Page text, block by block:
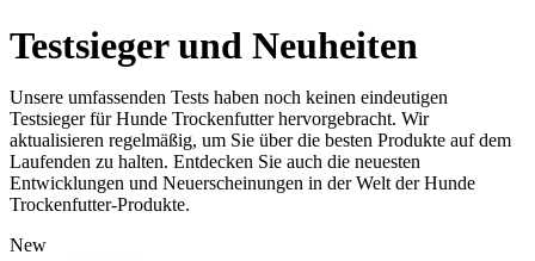
Testsieger und Neuheiten
Unsere umfassenden Tests haben noch keinen eindeutigen
Testsieger für Hunde Trockenfutter hervorgebracht. Wir
aktualisieren regelmäßig, um Sie über die besten Produkte auf dem
Laufenden zu halten. Entdecken Sie auch die neuesten
Entwicklungen und Neuerscheinungen in der Welt der Hunde
Trockenfutter-Produkte.
New